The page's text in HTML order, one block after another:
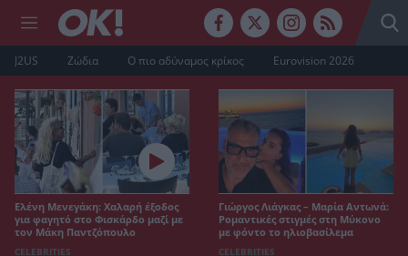
J2US Ζώδια Ο πιο αδύναμος κρίκος Eurovision 2026
Ελένη Μενεγάκη: Χαλαρή έξοδος
για φαγητό στο Φισκάρδο μαζί με
τον Μάκη Παντζόπουλο
CELEBRITIES
Γιώργος Λιάγκας – Μαρία Αντωνά:
Ρομαντικές στιγμές στη Μύκονο
με φόντο το ηλιοβασίλεμα
CELEBRITIES